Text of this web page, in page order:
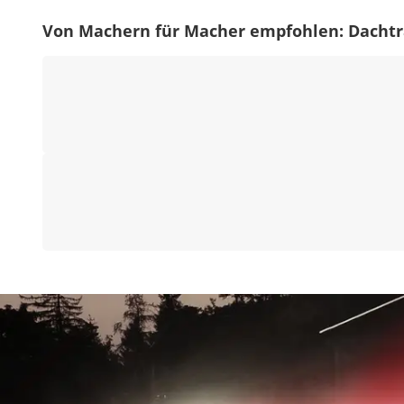
Von Machern für Macher empfohlen: